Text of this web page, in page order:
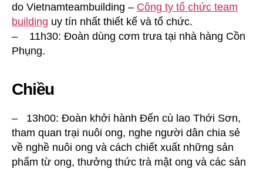
do Vietnamteambuilding – Công ty tổ chức team
building uy tín nhất thiết kế và tổ chức.
– 11h30: Đoàn dùng cơm trưa tại nhà hàng Cồn
Phụng.
Chiều
– 13h00: Đoàn khởi hành Đến cù lao Thới Sơn,
tham quan trại nuôi ong, nghe người dân chia sẻ
về nghề nuôi ong và cách chiết xuất những sản
phẩm từ ong, thưởng thức trà mật ong và các sản